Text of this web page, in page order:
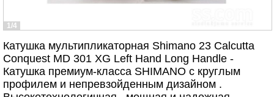
1/4
Катушка мультипликаторная Shimano 23 Calcutta
Conquest MD 301 XG Left Hand Long Handle -
Катушка премиум-класса SHIMANO с круглым
профилем и непревзойденным дизайном .